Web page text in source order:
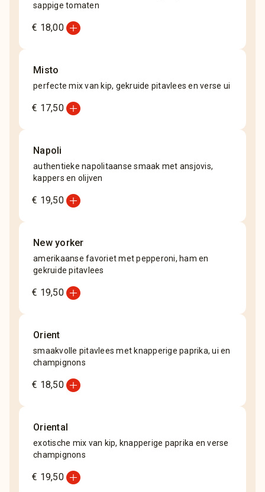
sappige tomaten
€ 18,00add_circle
Misto
perfecte mix van kip, gekruide pitavlees en verse ui
€ 17,50add_circle
Napoli
authentieke napolitaanse smaak met ansjovis,
kappers en olijven
€ 19,50add_circle
New yorker
amerikaanse favoriet met pepperoni, ham en
gekruide pitavlees
€ 19,50add_circle
Orient
smaakvolle pitavlees met knapperige paprika, ui en
champignons
€ 18,50add_circle
Oriental
exotische mix van kip, knapperige paprika en verse
champignons
€ 19,50add_circle